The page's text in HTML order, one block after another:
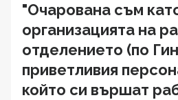
"Очарована съм
организацията на
отделението (по
приветливия
който си вършат